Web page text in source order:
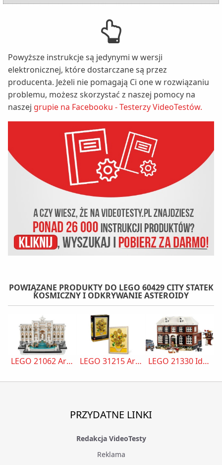
Powyższe instrukcje są jedynymi w wersji
elektronicznej, które dostarczane są przez
producenta. Jeżeli nie pomagają Ci one w rozwiązaniu
problemu, możesz skorzystać z naszej pomocy na
naszej grupie na Facebooku - Testerzy VideoTestów.
POWIĄZANE PRODUKTY DO LEGO 60429 CITY STATEK
KOSMICZNY I ODKRYWANIE ASTEROIDY
LEGO 21062 Architecture Fontanna di Trevi LEGO 31215 Art Słoneczniki Vincent van Gogh LEGO 21330 Ideas Kevin sam w domu
PRZYDATNE LINKI
Redakcja VideoTesty
Reklama